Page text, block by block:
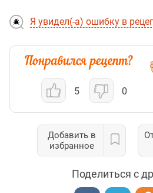
Я увидел(-а) ошибку в
5 0
Добавить в
избранное
Поделиться с